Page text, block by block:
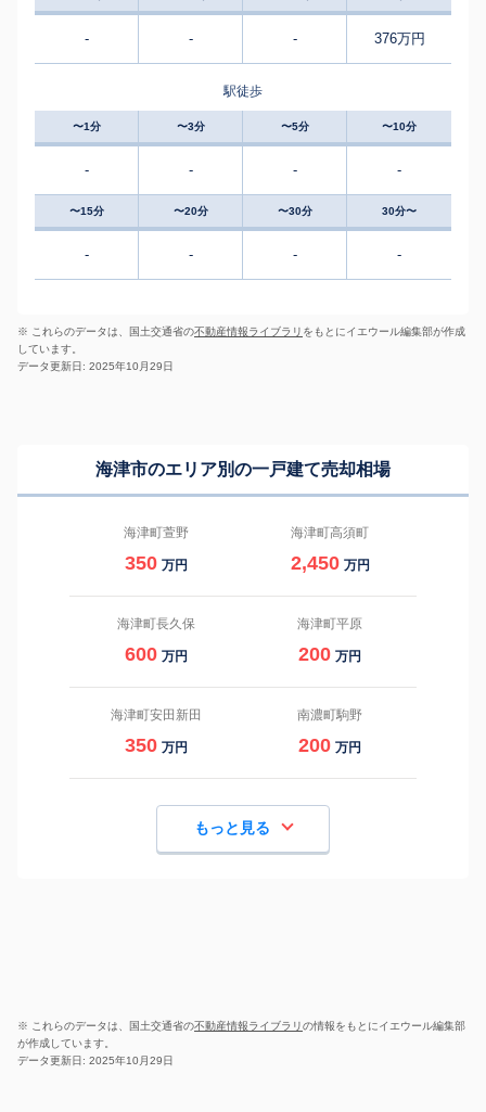
- - - 376万円
駅徒歩
〜1分 〜3分 〜5分 〜10分
- - - -
〜15分 〜20分 〜30分 30分〜
- - - -
※ これらのデータは、国土交通省の不動産情報ライブラリ をもとにイエウール編集部が作成
しています。
データ更新日: 2025年10月29日
海津市のエリア別の一戸建て売却相場
海津町萱野
350 万円
海津町高須町
2,450 万円
海津町長久保
600 万円
海津町平原
200 万円
海津町安田新田
350 万円
南濃町駒野
200 万円
もっと見る
※ これらのデータは、国土交通省の不動産情報ライブラリの情報をもとにイエウール編集部
が作成しています。
データ更新日: 2025年10月29日